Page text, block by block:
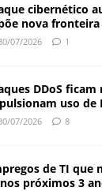
cibernético
nova fronteira
07/2026 1
DDoS ficam
uso de
07/2026 8
de TI que
próximos 3